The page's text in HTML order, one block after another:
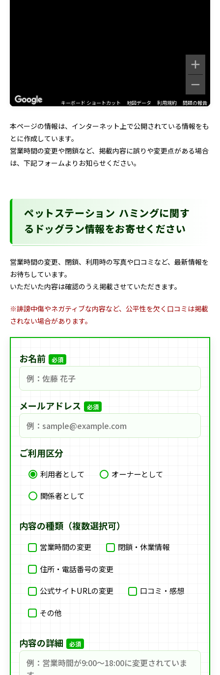
キーボード ショートカット 地図データ 利用規約 問題の報告
本ページの情報は、インターネット上で公開されている情報をも
とに作成しています。
営業時間の変更や閉鎖など、掲載内容に誤りや変更点がある場合
は、下記フォームよりお知らせください。
ペットステーション ハミングに関す
るドッグラン情報をお寄せください
営業時間の変更、閉鎖、利用時の写真や口コミなど、最新情報を
お待ちしています。
いただいた内容は確認のうえ掲載させていただきます。
※誹謗中傷やネガティブな内容など、公平性を欠く口コミは掲載
されない場合があります。
お名前 必須
メールアドレス 必須
ご利用区分
利用者として
オーナーとして
関係者として
内容の種類（複数選択可）
営業時間の変更 閉鎖・休業情報
住所・電話番号の変更
公式サイトURLの変更 口コミ・感想
その他
内容の詳細 必須